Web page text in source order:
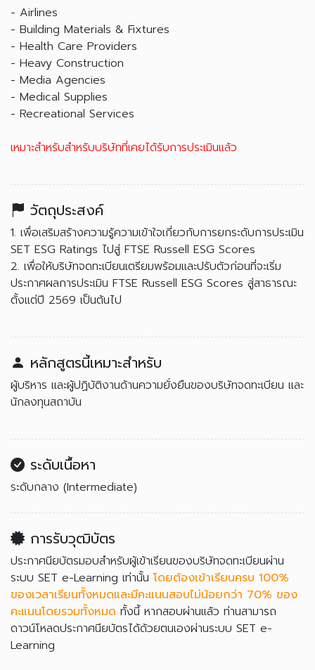
- Airlines
- Building Materials & Fixtures
- Health Care Providers
- Heavy Construction
- Media Agencies
- Medical Supplies
- Recreational Services
เหมาะสำหรับสำหรับบริษัทที่เคยได้รับการประเมินแล้ว
วัตถุประสงค์
1. เพื่อเสริมสร้างความรู้ความเข้าใจเกี่ยวกับการยกระดับการประเมิน
SET ESG Ratings ไปสู่ FTSE Russell ESG Scores
2. เพื่อให้บริษัทจดทะเบียนเตรียมพร้อมและปรับตัวก่อนที่จะเริ่ม
ประกาศผลการประเมิน FTSE Russell ESG Scores สู่สาธารณะ
ตั้งแต่ปี 2569 เป็นต้นไป
หลักสูตรนี้เหมาะสำหรับ
ผู้บริหาร และผู้ปฏิบัติงานด้านความยั่งยืนของบริษัทจดทะเบียน และ
นักลงทุนสถาบัน
ระดับเนื้อหา
ระดับกลาง (Intermediate)
การรับวุฒิบัตร
ประกาศนียบัตรมอบสำหรับผู้เข้าเรียนของบริษัทจดทะเบียนผ่าน
ระบบ SET e-Learning เท่านั้น โดยต้องเข้าเรียนครบ 100%
ของเวลาเรียนทั้งหมดและมีคะแนนสอบไม่น้อยกว่า 70% ของ
คะแนนโดยรวมทั้งหมด ทั้งนี้ หากสอบผ่านแล้ว ท่านสามารถ
ดาวน์โหลดประกาศนียบัตรได้ด้วยตนเองผ่านระบบ SET e-
Learning